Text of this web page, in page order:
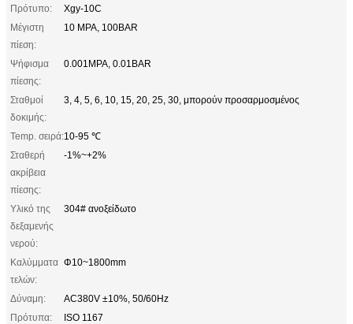
Πρότυπο:
Xgy-10C
Μέγιστη
πίεση:
10 MPA, 100BAR
Ψήφισμα
πίεσης:
0.001MPA, 0.01BAR
Σταθμοί
δοκιμής:
3, 4, 5, 6, 10, 15, 20, 25, 30, μπορούν προσαρμοσμένος
Temp. σειρά:10-95 ℃
Σταθερή
ακρίβεια
πίεσης:
-1%~+2%
Υλικό της
δεξαμενής
νερού:
304# ανοξείδωτο
Καλύμματα
τελών:
Φ10~1800mm
Δύναμη:
AC380V ±10%, 50/60Hz
Πρότυπα:
ISO 1167